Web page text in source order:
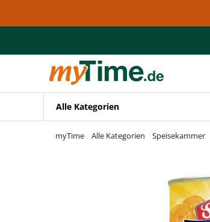
Zur Navigation springen
Alle Kategorien
myTime Alle Kategorien Speisekammer